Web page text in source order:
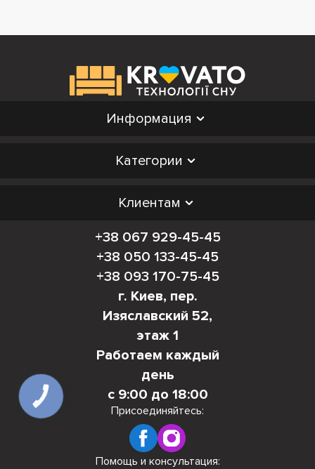
Информация
Категории
Клиентам
+38 067 929-45-45
+38 050 133-45-45
+38 093 170-75-45
г. Киев, пер.
Изяславский 52,
этаж 1
Работаем каждый
день
с 9:00 до 18:00
Присоединяйтесь:
Помощь и консультация:
КНОПКА
СВЯЗИ